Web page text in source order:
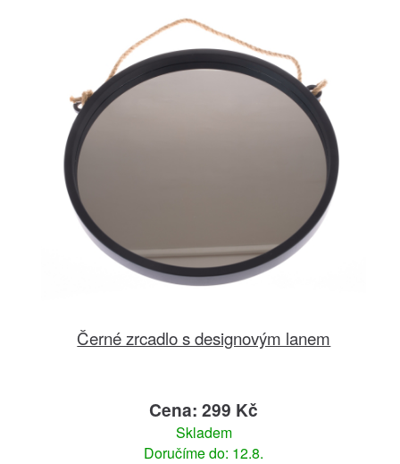
Černé zrcadlo s designovým lanem
Cena: 299 Kč
Skladem
Doručíme do: 12.8.